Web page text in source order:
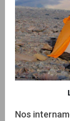
Nos